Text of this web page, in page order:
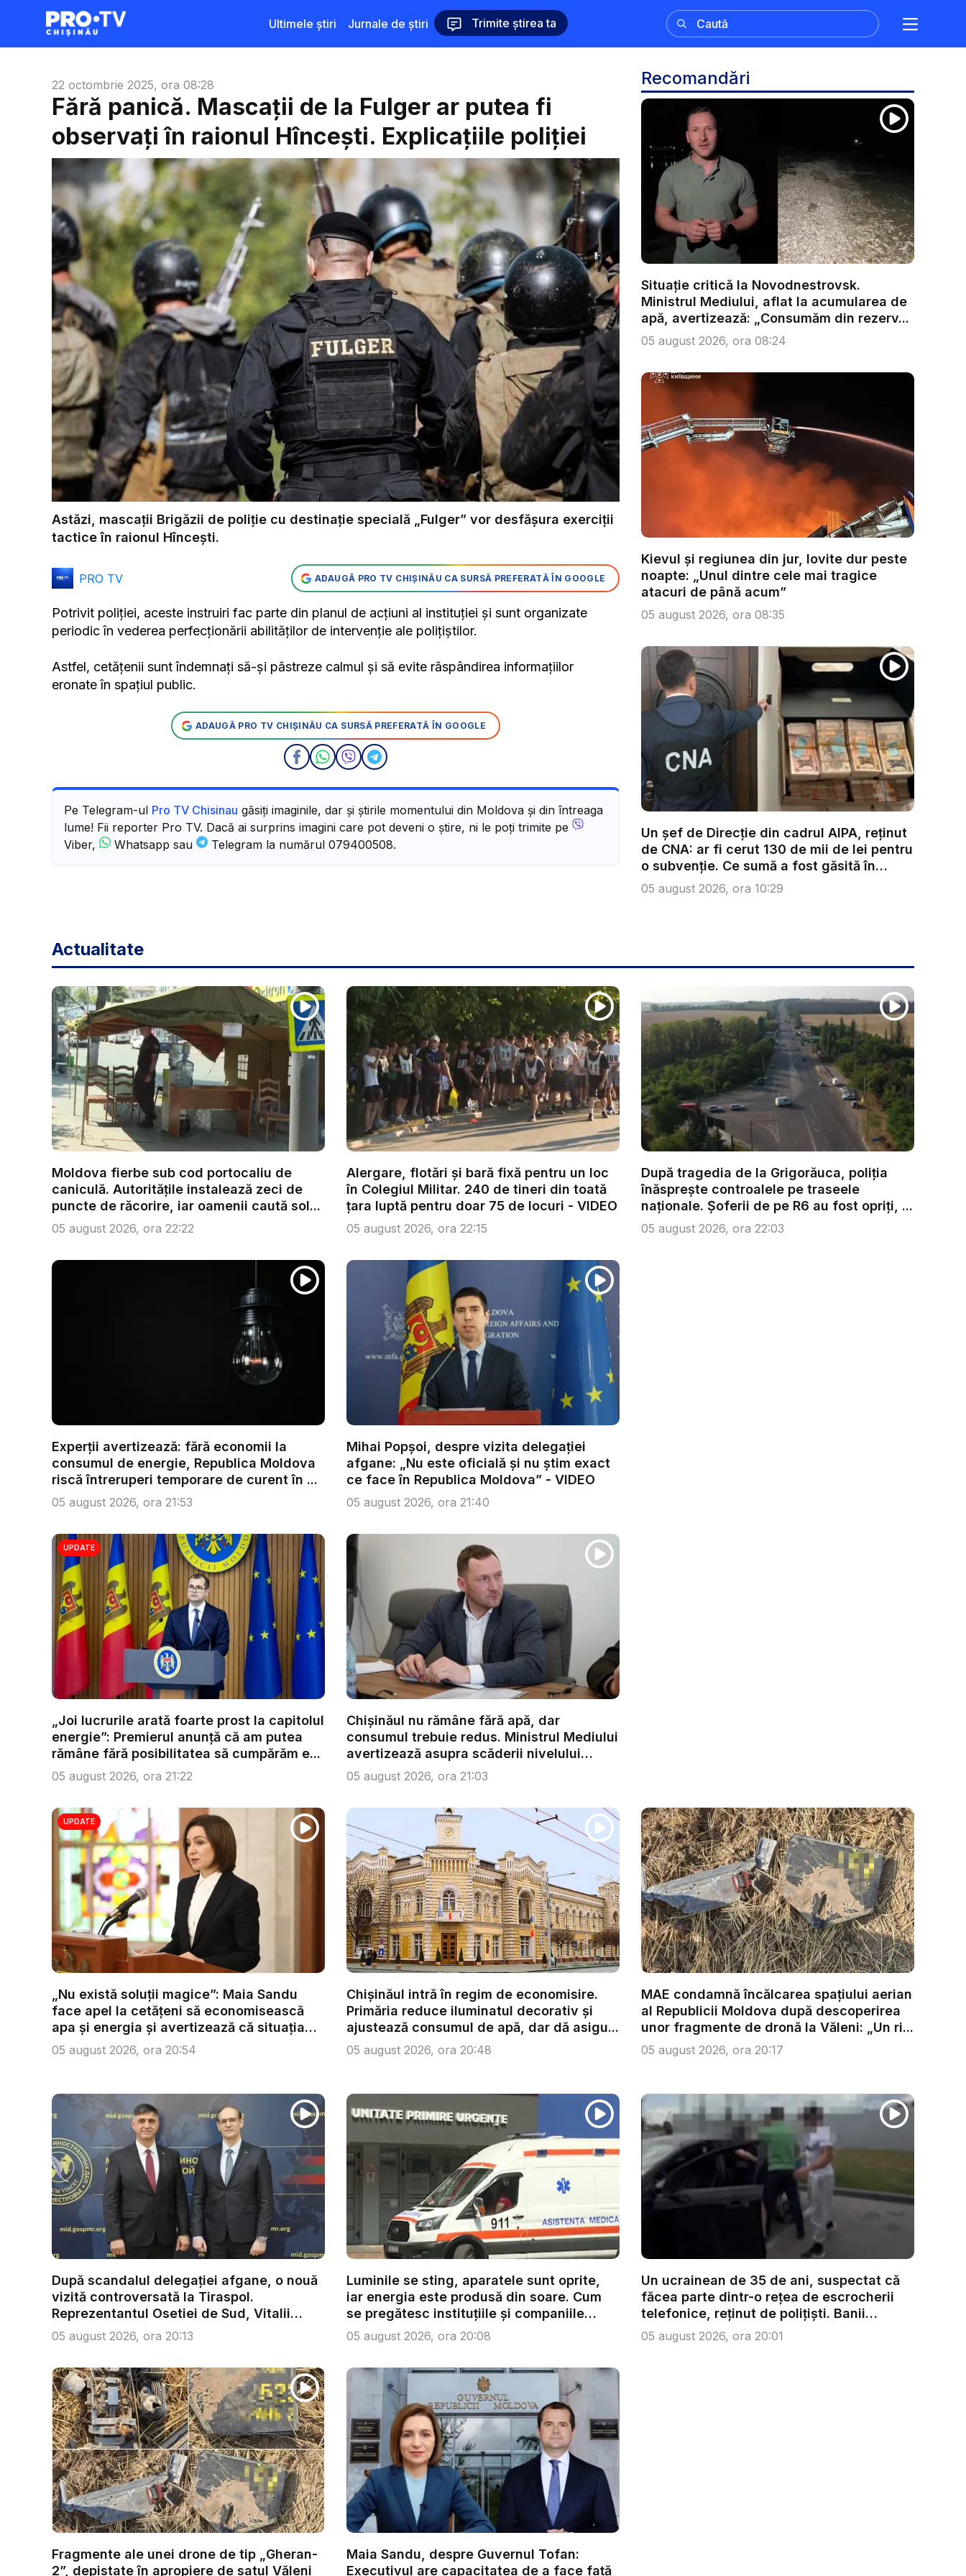
Ultimele știri Jurnale de știri Trimite știrea ta
22 octombrie 2025, ora 08:28
Fără panică. Mascații de la Fulger ar putea fi
observați în raionul Hîncești. Explicațiile poliției
Astăzi, mascații Brigăzii de poliție cu destinație specială „Fulger” vor desfășura exerciții
tactice în raionul Hîncești.
PRO TV ADAUGĂ PRO TV CHIȘINĂU CA SURSĂ PREFERATĂ ÎN GOOGLE
Potrivit poliției, aceste instruiri fac parte din planul de acțiuni al instituției și sunt organizate
periodic în vederea perfecționării abilităților de intervenție ale polițiștilor.
Astfel, cetățenii sunt îndemnați să-și păstreze calmul și să evite răspândirea informațiilor
eronate în spațiul public.
ADAUGĂ PRO TV CHIȘINĂU CA SURSĂ PREFERATĂ ÎN GOOGLE
Pe Telegram-ul Pro TV Chisinau găsiți imaginile, dar și știrile momentului din Moldova și din întreaga
lume! Fii reporter Pro TV. Dacă ai surprins imagini care pot deveni o știre, ni le poți trimite pe
Viber,
Whatsapp sau Telegram la numărul 079400508.
Recomandări
Situație critică la Novodnestrovsk.
Ministrul Mediului, aflat la acumularea de
apă, avertizează: „Consumăm din rezerv...
05 august 2026, ora 08:24
Kievul și regiunea din jur, lovite dur peste
noapte: „Unul dintre cele mai tragice
atacuri de până acum”
05 august 2026, ora 08:35
Un șef de Direcție din cadrul AIPA, reținut
de CNA: ar fi cerut 130 de mii de lei pentru
o subvenție. Ce sumă a fost găsită în
urma...
05 august 2026, ora 10:29
Actualitate
Moldova fierbe sub cod portocaliu de
caniculă. Autoritățile instalează zeci de
puncte de răcorire, iar oamenii caută sol...
05 august 2026, ora 22:22
Alergare, flotări și bară fixă pentru un loc
în Colegiul Militar. 240 de tineri din toată
țara luptă pentru doar 75 de locuri - VIDEO
05 august 2026, ora 22:15
După tragedia de la Grigorăuca, poliția
înăsprește controalele pe traseele
naționale. Șoferii de pe R6 au fost opriți, ...
05 august 2026, ora 22:03
Experții avertizează: fără economii la
consumul de energie, Republica Moldova
riscă întreruperi temporare de curent în ...
05 august 2026, ora 21:53
Mihai Popșoi, despre vizita delegației
afgane: „Nu este oficială și nu știm exact
ce face în Republica Moldova” - VIDEO
05 august 2026, ora 21:40
UPDATE
„Joi lucrurile arată foarte prost la capitolul
energie”: Premierul anunță că am putea
rămâne fără posibilitatea să cumpărăm e...
05 august 2026, ora 21:22
Chișinăul nu rămâne fără apă, dar
consumul trebuie redus. Ministrul Mediului
avertizează asupra scăderii nivelului
Nist...
05 august 2026, ora 21:03
UPDATE
„Nu există soluții magice”: Maia Sandu
face apel la cetățeni să economisească
apa și energia și avertizează că situația
s...
05 august 2026, ora 20:54
Chișinăul intră în regim de economisire.
Primăria reduce iluminatul decorativ și
ajustează consumul de apă, dar dă asigu...
05 august 2026, ora 20:48
MAE condamnă încălcarea spațiului aerian
al Republicii Moldova după descoperirea
unor fragmente de dronă la Văleni: „Un ri...
05 august 2026, ora 20:17
După scandalul delegației afgane, o nouă
vizită controversată la Tiraspol.
Reprezentantul Osetiei de Sud, Vitalii
Iank...
05 august 2026, ora 20:13
Luminile se sting, aparatele sunt oprite,
iar energia este produsă din soare. Cum
se pregătesc instituțiile și companiile
pen...
05 august 2026, ora 20:08
Un ucrainean de 35 de ani, suspectat că
făcea parte dintr-o rețea de escrocherii
telefonice, reținut de polițiști. Banii
victim...
05 august 2026, ora 20:01
Fragmente ale unei drone de tip „Gheran-
2”, depistate în apropiere de satul Văleni
Maia Sandu, despre Guvernul Tofan:
Executivul are capacitatea de a face față